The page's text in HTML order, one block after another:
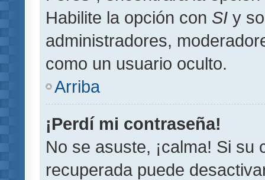
Habilite la opción con SI y
administradores,
como un usuario oculto.
Arriba
¡Perdí mi contraseña!
No se asuste, ¡calma! Si su
recuperada puede